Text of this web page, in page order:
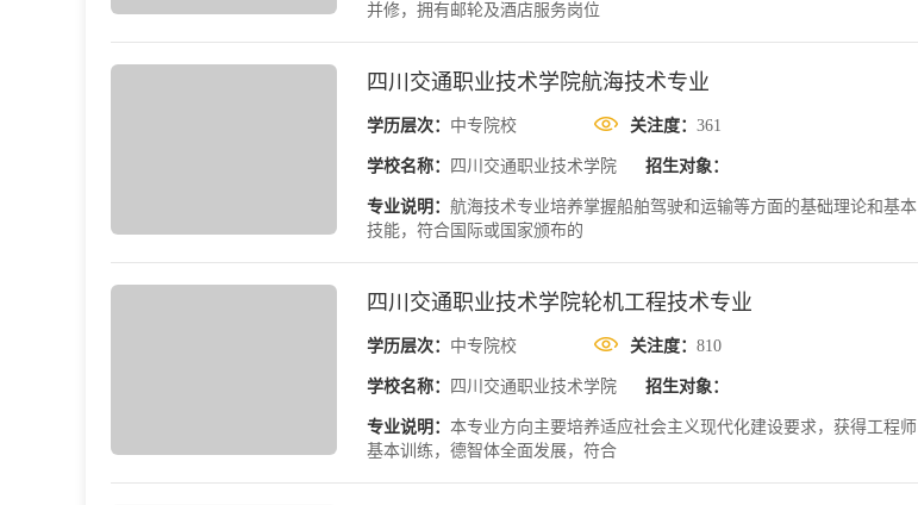
并修，拥有邮轮及酒店服务岗位
四川交通职业技术学院航海技术专业
学历层次： 中专院校 关注度： 361
学校名称： 四川交通职业技术学院 招生对象：
专业说明： 航海技术专业培养掌握船舶驾驶和运输等方面的基础理论和基本
技能，符合国际或国家颁布的
四川交通职业技术学院轮机工程技术专业
学历层次： 中专院校 关注度： 810
学校名称： 四川交通职业技术学院 招生对象：
专业说明： 本专业方向主要培养适应社会主义现代化建设要求，获得工程师
基本训练，德智体全面发展，符合